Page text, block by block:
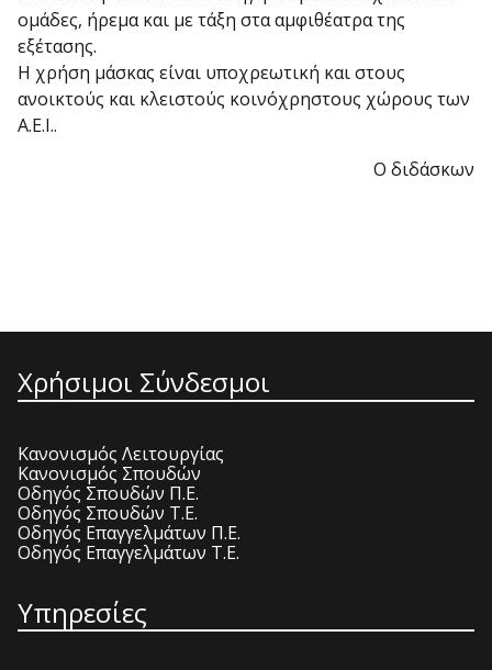
ομάδες, ήρεμα και με τάξη στα αμφιθέατρα της
εξέτασης.
Η χρήση μάσκας είναι υποχρεωτική και στους
ανοικτούς και κλειστούς κοινόχρηστους χώρους των
Α.Ε.Ι..
Ο διδάσκων
Χρήσιμοι Σύνδεσμοι
Κανονισμός Λειτουργίας
Κανονισμός Σπουδών
Οδηγός Σπουδών Π.Ε.
Οδηγός Σπουδών Τ.Ε.
Οδηγός Επαγγελμάτων Π.Ε.
Οδηγός Επαγγελμάτων Τ.Ε.
Υπηρεσίες